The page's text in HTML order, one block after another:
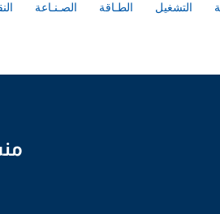
التشغيل الطـاقة الصـنـاعة